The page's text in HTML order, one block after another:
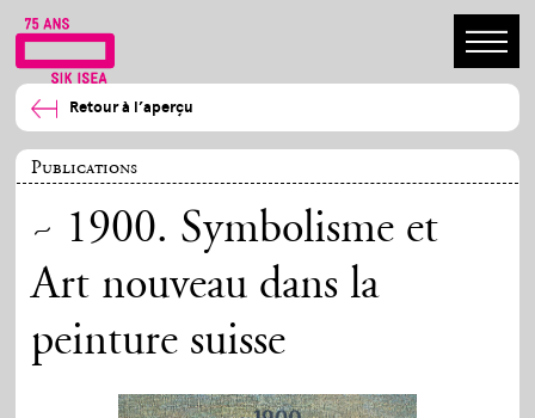
Retour à l’aperçu
Publications
~ 1900. Symbolisme et
Art nouveau dans la
peinture suisse